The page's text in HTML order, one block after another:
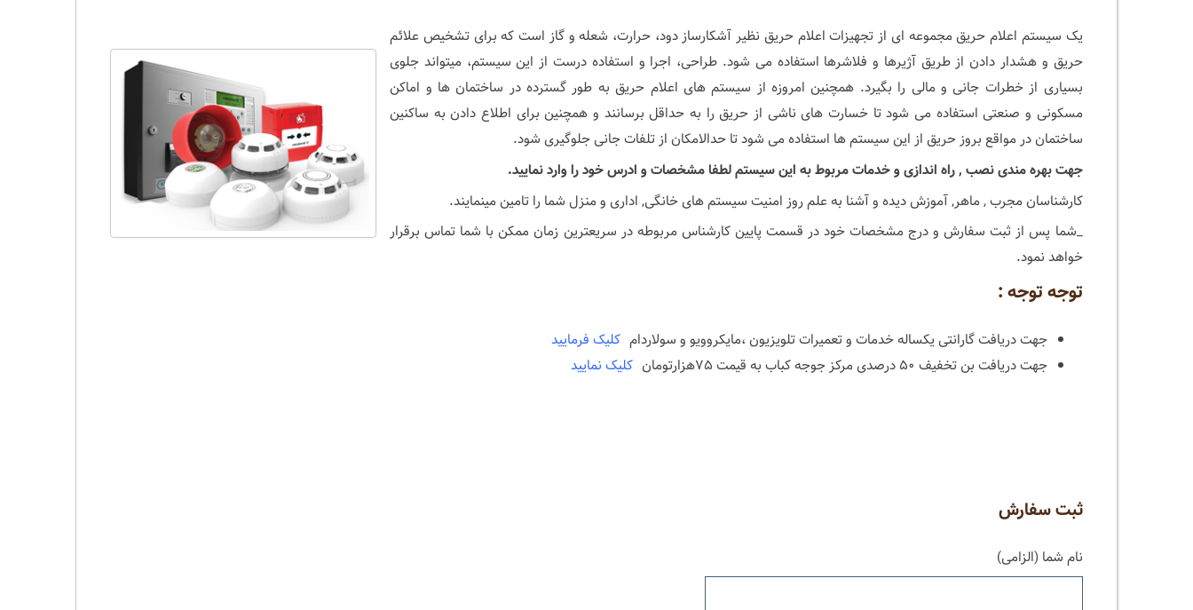
یک سیستم اعلام حریق مجموعه ای از تجهیزات اعلام حریق نظیر آشکارساز دود، حرارت، شعله و گاز است که برای تشخیص علائم
حریق و هشدار دادن از طریق آژیرها و فلاشرها استفاده می شود. طراحی، اجرا و استفاده درست از این سیستم، میتواند جلوی
بسیاری از خطرات جانی و مالی را بگیرد. همچنین امروزه از سیستم های اعلام حریق به طور گسترده در ساختمان ها و اماکن
مسکونی و صنعتی استفاده می شود تا خسارت های ناشی از حریق را به حداقل برسانند و همچنین برای اطلاع دادن به ساکنین
ساختمان در مواقع بروز حریق از این سیستم ها استفاده می شود تا حدالامکان از تلفات جانی جلوگیری شود.
جهت بهره مندی نصب , راه اندازی و خدمات مربوط به این سیستم لطفا مشخصات و ادرس خود را وارد نمایید.
کارشناسان مجرب , ماهر, آموزش دیده و آشنا به علم روز امنیت سیستم های خانگی, اداری و منزل شما را تامین مینمایند.
_شما پس از ثبت سفارش و درج مشخصات خود در قسمت پایین کارشناس مربوطه در سریعترین زمان ممکن با شما تماس برقرار
خواهد نمود.
توجه توجه :
جهت دریافت گارانتی یکساله خدمات و تعمیرات تلویزیون ،مایکروویو و سولاردام کلیک فرمایید
جهت دریافت بن تخفیف ۵۰ درصدی مرکز جوجه کباب به قیمت ۷۵هزارتومان
کلیک نمایید
ثبت سفارش
نام شما (الزامی)